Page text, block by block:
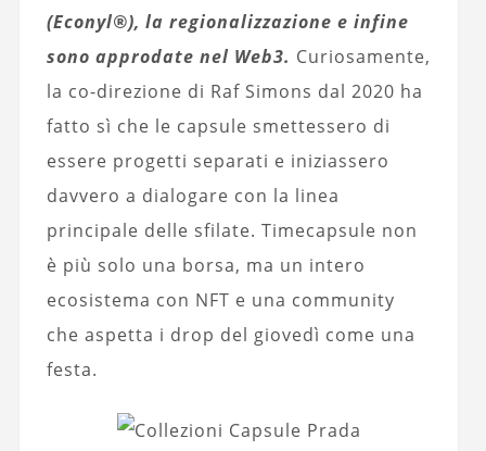
(Econyl®), la regionalizzazione e infine
sono approdate nel Web3. Curiosamente,
la co-direzione di Raf Simons dal 2020 ha
fatto sì che le capsule smettessero di
essere progetti separati e iniziassero
davvero a dialogare con la linea
principale delle sfilate. Timecapsule non
è più solo una borsa, ma un intero
ecosistema con NFT e una community
che aspetta i drop del giovedì come una
festa.